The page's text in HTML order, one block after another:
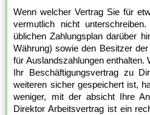
Wenn welcher Vertrag Sie für
vermutlich nicht
üblichen Zahlungsplan darüber
Währung) sowie den Besitzer
für Auslandszahlungen enthalten.
Ihr Beschäftigungsvertrag zu
weiteren sicher gespeichert ist,
weniger, mit der absicht Ihre
Direktor Arbeitsvertrag ist ein